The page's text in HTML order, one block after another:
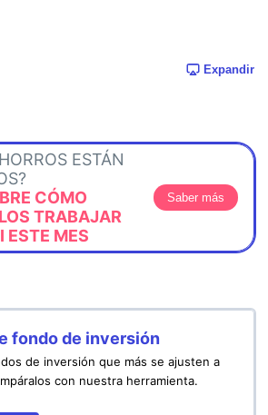
Expandir
ESTÁN
CÓMO
TRABAJAR
ESTE MES
Saber más
fondo de inversión
de inversión que más se ajusten a
con nuestra herramienta.